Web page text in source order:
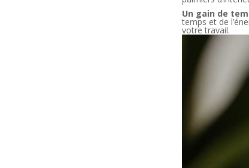
Un gain de
temps et de
votre travail.